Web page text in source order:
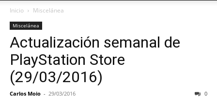
Inicio Miscelánea
Miscelánea
Actualización semanal de
PlayStation Store
(29/03/2016)
Carlos Moio - 29/03/2016 0